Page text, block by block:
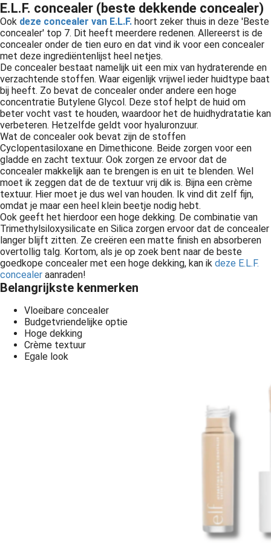
E.L.F. concealer (beste dekkende concealer)
Ook deze concealer van E.L.F. hoort zeker thuis in deze 'Beste
concealer' top 7. Dit heeft meerdere redenen. Allereerst is de
concealer onder de tien euro en dat vind ik voor een concealer
met deze ingrediëntenlijst heel netjes.
De concealer bestaat namelijk uit een mix van hydraterende en
verzachtende stoffen. Waar eigenlijk vrijwel ieder huidtype baat
bij heeft. Zo bevat de concealer onder andere een hoge
concentratie Butylene Glycol. Deze stof helpt de huid om
beter vocht vast te houden, waardoor het de huidhydratatie kan
verbeteren. Hetzelfde geldt voor hyaluronzuur.
Wat de concealer ook bevat zijn de stoffen
Cyclopentasiloxane en Dimethicone. Beide zorgen voor een
gladde en zacht textuur. Ook zorgen ze ervoor dat de
concealer makkelijk aan te brengen is en uit te blenden. Wel
moet ik zeggen dat de de textuur vrij dik is. Bijna een crème
textuur. Hier moet je dus wel van houden. Ik vind dit zelf fijn,
omdat je maar een heel klein beetje nodig hebt.
Ook geeft het hierdoor een hoge dekking. De combinatie van
Trimethylsiloxysilicate en Silica zorgen ervoor dat de concealer
langer blijft zitten. Ze creëren een matte finish en absorberen
overtollig talg. Kortom, als je op zoek bent naar de beste
goedkope concealer met een hoge dekking, kan ik deze E.L.F.
concealer aanraden!
Belangrijkste kenmerken
Vloeibare concealer
Budgetvriendelijke optie
Hoge dekking
Crème textuur
Egale look